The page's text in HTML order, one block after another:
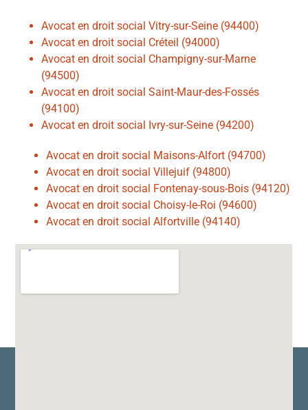
Avocat en droit social Vitry-sur-Seine (94400)
Avocat en droit social Créteil (94000)
Avocat en droit social Champigny-sur-Marne
(94500)
Avocat en droit social Saint-Maur-des-Fossés
(94100)
Avocat en droit social Ivry-sur-Seine (94200)
Avocat en droit social Maisons-Alfort (94700)
Avocat en droit social Villejuif (94800)
Avocat en droit social Fontenay-sous-Bois (94120)
Avocat en droit social Choisy-le-Roi (94600)
Avocat en droit social Alfortville (94140)